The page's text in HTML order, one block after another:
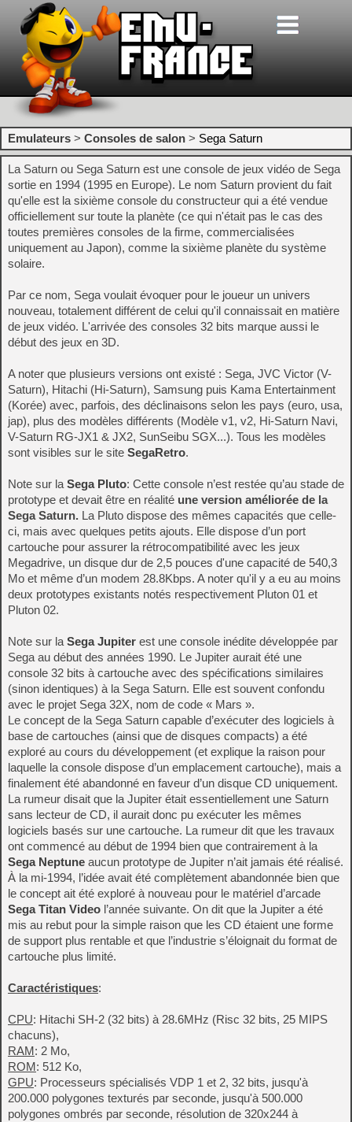
Emulateurs > Consoles de salon > Sega Saturn
La Saturn ou Sega Saturn est une console de jeux vidéo de Sega
sortie en 1994 (1995 en Europe). Le nom Saturn provient du fait
qu'elle est la sixième console du constructeur qui a été vendue
officiellement sur toute la planète (ce qui n'était pas le cas des
toutes premières consoles de la firme, commercialisées
uniquement au Japon), comme la sixième planète du système
solaire.
Par ce nom, Sega voulait évoquer pour le joueur un univers
nouveau, totalement différent de celui qu'il connaissait en matière
de jeux vidéo. L'arrivée des consoles 32 bits marque aussi le
début des jeux en 3D.
A noter que plusieurs versions ont existé : Sega, JVC Victor (V-
Saturn), Hitachi (Hi-Saturn), Samsung puis Kama Entertainment
(Korée) avec, parfois, des déclinaisons selon les pays (euro, usa,
jap), plus des modèles différents (Modèle v1, v2, Hi-Saturn Navi,
V-Saturn RG-JX1 & JX2, SunSeibu SGX...). Tous les modèles
sont visibles sur le site SegaRetro.
Note sur la Sega Pluto: Cette console n’est restée qu’au stade de
prototype et devait être en réalité une version améliorée de la
Sega Saturn. La Pluto dispose des mêmes capacités que celle-
ci, mais avec quelques petits ajouts. Elle dispose d’un port
cartouche pour assurer la rétrocompatibilité avec les jeux
Megadrive, un disque dur de 2,5 pouces d'une capacité de 540,3
Mo et même d’un modem 28.8Kbps. A noter qu'il y a eu au moins
deux prototypes existants notés respectivement Pluton 01 et
Pluton 02.
Note sur la Sega Jupiter est une console inédite développée par
Sega au début des années 1990. Le Jupiter aurait été une
console 32 bits à cartouche avec des spécifications similaires
(sinon identiques) à la Sega Saturn. Elle est souvent confondu
avec le projet Sega 32X, nom de code « Mars ».
Le concept de la Sega Saturn capable d’exécuter des logiciels à
base de cartouches (ainsi que de disques compacts) a été
exploré au cours du développement (et explique la raison pour
laquelle la console dispose d’un emplacement cartouche), mais a
finalement été abandonné en faveur d’un disque CD uniquement.
La rumeur disait que la Jupiter était essentiellement une Saturn
sans lecteur de CD, il aurait donc pu exécuter les mêmes
logiciels basés sur une cartouche. La rumeur dit que les travaux
ont commencé au début de 1994 bien que contrairement à la
Sega Neptune aucun prototype de Jupiter n’ait jamais été réalisé.
À la mi-1994, l’idée avait été complètement abandonnée bien que
le concept ait été exploré à nouveau pour le matériel d’arcade
Sega Titan Video l’année suivante. On dit que la Jupiter a été
mis au rebut pour la simple raison que les CD étaient une forme
de support plus rentable et que l’industrie s’éloignait du format de
cartouche plus limité.
Caractéristiques:
CPU: Hitachi SH-2 (32 bits) à 28.6MHz (Risc 32 bits, 25 MIPS
chacuns),
RAM: 2 Mo,
ROM: 512 Ko,
GPU: Processeurs spécialisés VDP 1 et 2, 32 bits, jusqu'à
200.000 polygones texturés par seconde, jusqu'à 500.000
polygones ombrés par seconde, résolution de 320x244 à